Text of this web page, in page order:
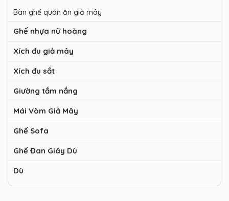
Bàn ghế quán ăn giả mây
Ghế nhựa nữ hoàng
Xích đu giả mây
Xích đu sắt
Giường tắm nắng
Mái Vòm Giả Mây
Ghế Sofa
Ghế Đan Giây Dù
Dù